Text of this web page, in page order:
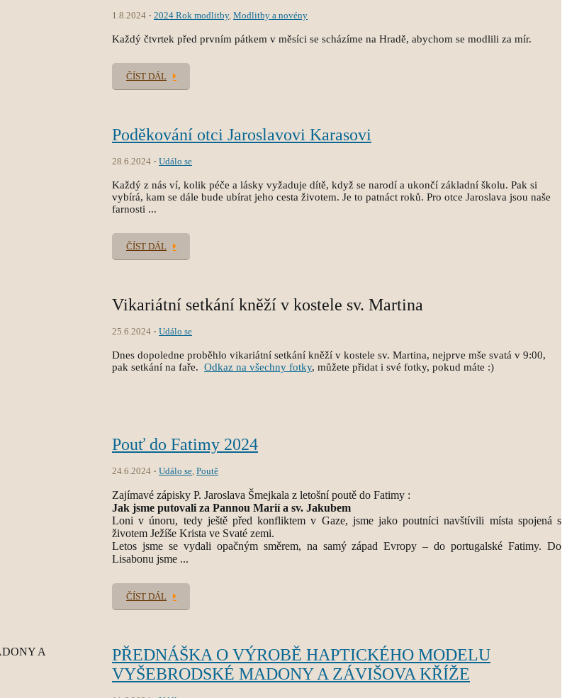
1.8.2024 2024 Rok modlitby, Modlitby a novény
Každý čtvrtek před prvním pátkem v měsíci se scházíme na Hradě, abychom se modlili za mír.
ČÍST DÁL
Poděkování otci Jaroslavovi Karasovi
28.6.2024 Událo se
Každý z nás ví, kolik péče a lásky vyžaduje dítě, když se narodí a ukončí základní školu. Pak si
vybírá, kam se dále bude ubírat jeho cesta životem. Je to patnáct roků. Pro otce Jaroslava jsou naše
farnosti ...
ČÍST DÁL
Vikariátní setkání kněží v kostele sv. Martina
25.6.2024 Událo se
Dnes dopoledne proběhlo vikariátní setkání kněží v kostele sv. Martina, nejprve mše svatá v 9:00,
pak setkání na faře. Odkaz na všechny fotky, můžete přidat i své fotky, pokud máte :)
Pouť do Fatimy 2024
24.6.2024 Událo se, Poutě
Zajímavé zápisky P. Jaroslava Šmejkala z letošní poutě do Fatimy :
Jak jsme putovali za Pannou Marií a sv. Jakubem
Loni v únoru, tedy ještě před konfliktem v Gaze, jsme jako poutníci navštívili místa spojená s
životem Ježíše Krista ve Svaté zemi.
Letos jsme se vydali opačným směrem, na samý západ Evropy – do portugalské Fatimy. Do
Lisabonu jsme ...
ČÍST DÁL
PŘEDNÁŠKA O VÝROBĚ HAPTICKÉHO MODELU
VYŠEBRODSKÉ MADONY A ZÁVIŠOVA KŘÍŽE